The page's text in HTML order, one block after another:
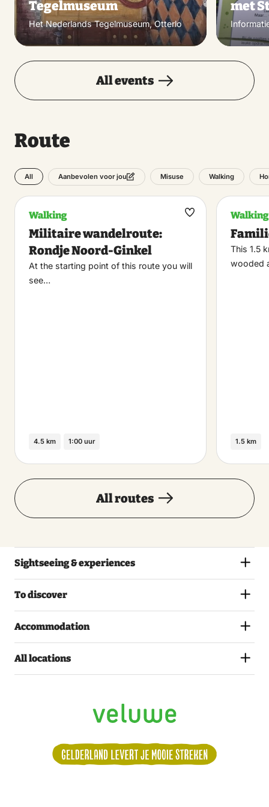
Tegelmuseum
Het Nederlands Tegelmuseum, Otterlo
met
All events
Route
All Aanbevolen voor jou Misuse Walking
Walking
Militaire wandelroute:
Rondje Noord-Ginkel
At the starting point of this route you will
see…
4.5 km 1:00 uur
Maak
Walking
This 1.5
wooded
1.5 km
All routes
Sightseeing & experiences
To discover
Accommodation
All locations